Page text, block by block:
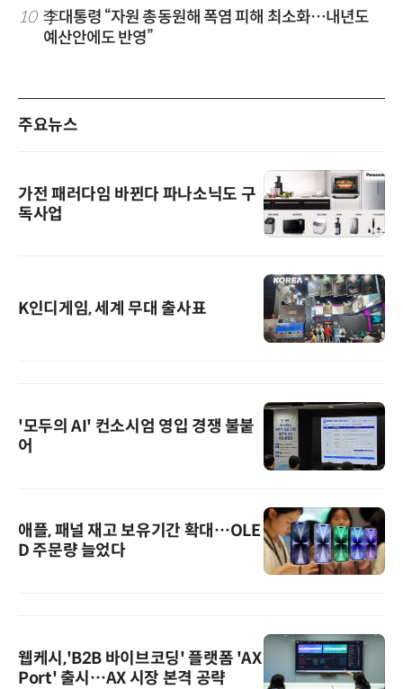
10 李대통령 “자원 총동원해 폭염 피해 최소화…내년도
예산안에도 반영”
주요뉴스
가전 패러다임 바뀐다 파나소닉도 구
독사업
K인디게임, 세계 무대 출사표
'모두의 AI' 컨소시엄 영입 경쟁 불붙
어
애플, 패널 재고 보유기간 확대…OLE
D 주문량 늘었다
웹케시,'B2B 바이브코딩' 플랫폼 'AX
Port' 출시…AX 시장 본격 공략